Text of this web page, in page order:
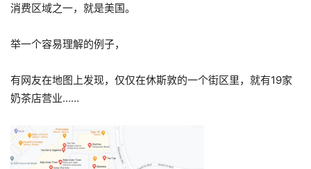
消费区域之一，就是美国。
举一个容易理解的例子，
有网友在地图上发现，仅仅在休斯敦的一个街区里，就有19家
奶茶店营业……